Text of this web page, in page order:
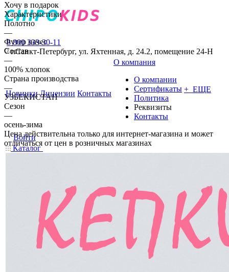
8 800 333-30-11
г.Санкт-Петербург, ул. Яхтенная, д. 24.2, помещение 24-Н
Новинки Лицензии Контакты
О компания
О компании
Сертификаты
Политика
Реквизиты
Контакты
+ ЕЩЕ
Войти
Каталог
Хочу в подарок
Характеристики
Полотно
—
Футер начес
Состав
—
100% хлопок
Страна производства
—
УЗБЕКИСТАН
Сезон
—
осень-зима
Цена действительна только для интернет-магазина и может
отличаться от цен в розничных магазинах